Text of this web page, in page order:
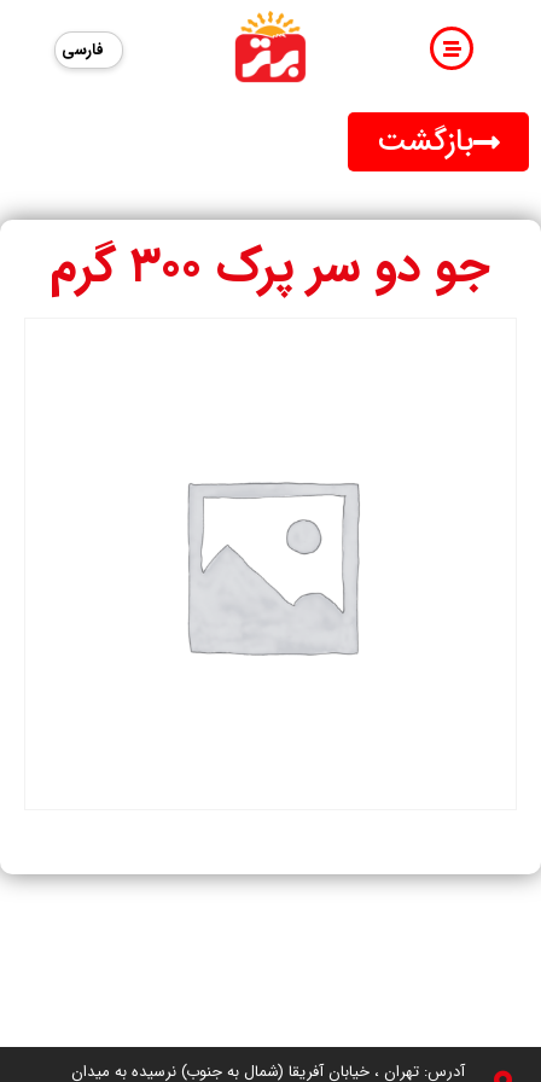
فارسی
بازگشت
جو دو سر پرک ۳۰۰ گرم
آدرس: تهران ، خیابان آفریقا (شمال به جنوب) نرسیده به میدان